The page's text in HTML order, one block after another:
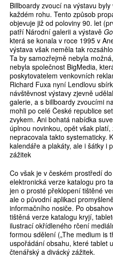
Billboardy zvoucí na výstavu
každém rohu. Tento způsob
objevuje již od poloviny 90. let
patří Národní galerii a výstavě
která se konala v roce 1995 v
výstava však neměla tak
Ta by samozřejmě nebyla
nebyla společnost BigMedia,
poskytovatelem venkovních
Richard Fuxa nyní Lendlovu
návštěvnost výstavy zjevně
galerie, a s billboardy zvoucími
mohli po celé České republice
zvykem. Ani bohatá nabídka
úplnou novinkou, opět však
nepracovala takto systematicky.
kalendáře a plakáty, ale i šátky i
zážitek
Co však je v českém prostředí
elektronická verze katalogu pro
jen o prosté překlopení tištěné
ale o původní aplikaci
informačního nosiče. Po
tištěná verze katalogu kryjí,
ilustrací okřídleného rčení
formou sdělení („The medium is
uspořádání obsahu, které tablet
čtenářský a divácký zážitek.